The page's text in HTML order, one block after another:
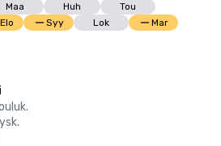
Maa Huh
Tou
Elo Syy Lok
Mar